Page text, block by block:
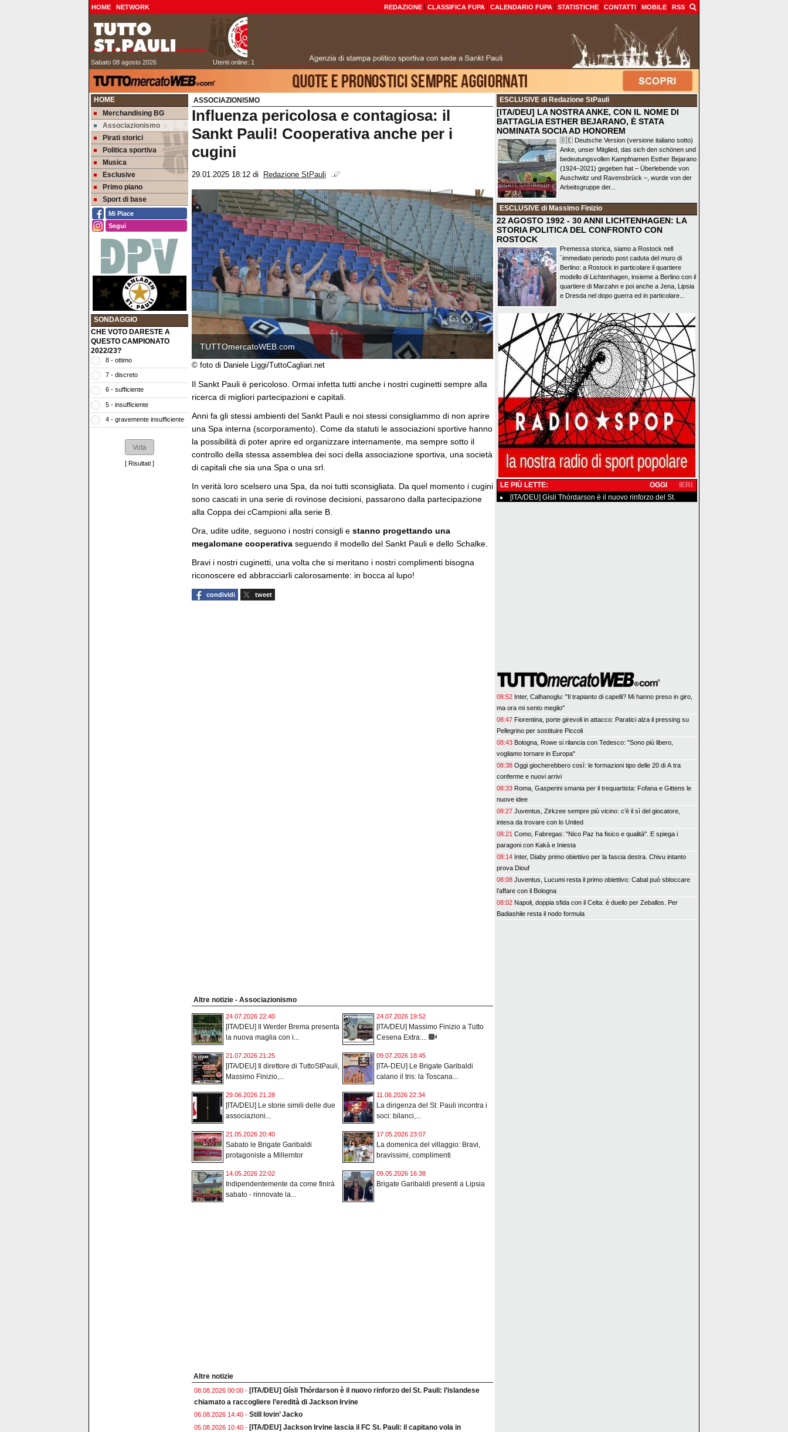
HOME NETWORK REDAZIONE CLASSIFICA FUPA CALENDARIO FUPA STATISTICHE CONTATTI MOBILE RSS
Sabato 08 agosto 2026 Utenti online: 1
HOME
Merchandising BG
Associazionismo
Pirati storici
Politica sportiva
Musica
Esclusive
Primo piano
Sport di base
Mi Piace
Segui
SONDAGGIO
CHE VOTO DARESTE A
QUESTO CAMPIONATO
2022/23?
8 - ottimo
7 - discreto
6 - sufficiente
5 - insufficiente
4 - gravemente insufficiente
[ Risultati ]
ASSOCIAZIONISMO
Influenza pericolosa e contagiosa: il
Sankt Pauli! Cooperativa anche per i
cugini
29.01.2025 18:12 di Redazione StPauli
TUTTOmercatoWEB.com
© foto di Daniele Liggi/TuttoCagliari.net
Il Sankt Pauli è pericoloso. Ormai infetta tutti anche i nostri cuginetti sempre alla
ricerca di migliori partecipazioni e capitali.
Anni fa gli stessi ambienti del Sankt Pauli e noi stessi consigliammo di non aprire
una Spa interna (scorporamento). Come da statuti le associazioni sportive hanno
la possibilità di poter aprire ed organizzare internamente, ma sempre sotto il
controllo della stessa assemblea dei soci della associazione sportiva, una società
di capitali che sia una Spa o una srl.
In verità loro scelsero una Spa, da noi tutti sconsigliata. Da quel momento i cugini
sono cascati in una serie di rovinose decisioni, passarono dalla partecipazione
alla Coppa dei cCampioni alla serie B.
Ora, udite udite, seguono i nostri consigli e stanno progettando una
megalomane cooperativa seguendo il modello del Sankt Pauli e dello Schalke.
Bravi i nostri cuginetti, una volta che si meritano i nostri complimenti bisogna
riconoscere ed abbracciarli calorosamente: in bocca al lupo!
condividi tweet
Altre notizie - Associazionismo
24.07.2026 22:40
[ITA/DEU] Il Werder Brema presenta
la nuova maglia con i...
24.07.2026 19:52
[ITA/DEU] Massimo Finizio a Tutto
Cesena Extra:...
21.07.2026 21:25
[ITA/DEU] Il direttore di TuttoStPauli,
Massimo Finizio,...
09.07.2026 18:45
[ITA-DEU] Le Brigate Garibaldi
calano il tris: la Toscana...
29.06.2026 21:28
[ITA/DEU] Le storie simili delle due
associazioni...
11.06.2026 22:34
La dirigenza del St. Pauli incontra i
soci: bilanci,...
21.05.2026 20:40
Sabato le Brigate Garibaldi
protagoniste a Millerntor
17.05.2026 23:07
La domenica del villaggio: Bravi,
bravissimi, complimenti
14.05.2026 22:02
Indipendentemente da come finirà
sabato - rinnovate la...
09.05.2026 16:38
Brigate Garibaldi presenti a Lipsia
Altre notizie
08.08.2026 00:00 - [ITA/DEU] Gísli Thórdarson è il nuovo rinforzo del St. Pauli: l’islandese
chiamato a raccogliere l’eredità di Jackson Irvine
06.08.2026 14:40 - Still lovin’ Jacko
05.08.2026 10:40 - [ITA/DEU] Jackson Irvine lascia il FC St. Pauli: il capitano vola in
ESCLUSIVE di Redazione StPauli
[ITA/DEU] LA NOSTRA ANKE, CON IL NOME DI
BATTAGLIA ESTHER BEJARANO, È STATA
NOMINATA SOCIA AD HONOREM
🇩🇪 Deutsche Version (versione italiano sotto)
Anke, unser Mitglied, das sich den schönen und
bedeutungsvollen Kampfnamen Esther Bejarano
(1924–2021) gegeben hat – Überlebende von
Auschwitz und Ravensbrück –, wurde von der
Arbeitsgruppe der...
ESCLUSIVE di Massimo Finizio
22 AGOSTO 1992 - 30 ANNI LICHTENHAGEN: LA
STORIA POLITICA DEL CONFRONTO CON
ROSTOCK
Premessa storica, siamo a Rostock nell
´immediato periodo post caduta del muro di
Berlino: a Rostock in particolare il quartiere
modello di Lichtenhagen, insieme a Berlino con il
quartiere di Marzahn e poi anche a Jena, Lipsia
e Dresda nel dopo guerra ed in particolare...
LE PIÙ LETTE: IERI
OGGI
[ITA/DEU] Gísli Thórdarson è il nuovo rinforzo del St.
08:52 Inter, Calhanoglu: "Il trapianto di capelli? Mi hanno preso in giro,
ma ora mi sento meglio"
08:47 Fiorentina, porte girevoli in attacco: Paratici alza il pressing su
Pellegrino per sostituire Piccoli
08:43 Bologna, Rowe si rilancia con Tedesco: "Sono più libero,
vogliamo tornare in Europa"
08:38 Oggi giocherebbero così: le formazioni tipo delle 20 di A tra
conferme e nuovi arrivi
08:33 Roma, Gasperini smania per il trequartista: Fofana e Gittens le
nuove idee
08:27 Juventus, Zirkzee sempre più vicino: c’è il sì del giocatore,
intesa da trovare con lo United
08:21 Como, Fabregas: "Nico Paz ha fisico e qualità". E spiega i
paragoni con Kakà e Iniesta
08:14 Inter, Diaby primo obiettivo per la fascia destra. Chivu intanto
prova Diouf
08:08 Juventus, Lucumi resta il primo obiettivo: Cabal può sbloccare
l’affare con il Bologna
08:02 Napoli, doppia sfida con il Celta: è duello per Zeballos. Per
Badiashile resta il nodo formula